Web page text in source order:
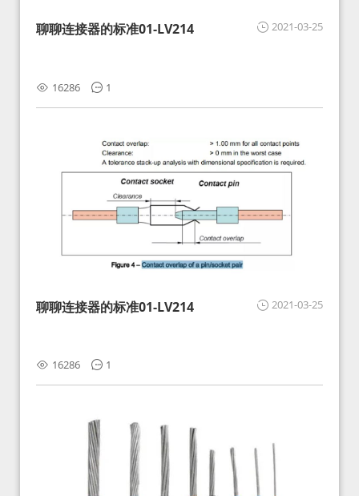
2021-03-25
聊聊连接器的标准01-LV214
16286 1
2021-03-25
聊聊连接器的标准01-LV214
16286 1